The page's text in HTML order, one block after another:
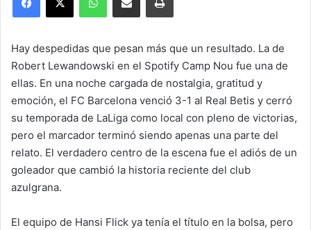
Hay despedidas que pesan más que un resultado. La de
Robert Lewandowski en el Spotify Camp Nou fue una de
ellas. En una noche cargada de nostalgia, gratitud y
emoción, el FC Barcelona venció 3-1 al Real Betis y cerró
su temporada de LaLiga como local con pleno de victorias,
pero el marcador terminó siendo apenas una parte del
relato. El verdadero centro de la escena fue el adiós de un
goleador que cambió la historia reciente del club
azulgrana.
El equipo de Hansi Flick ya tenía el título en la bolsa, pero